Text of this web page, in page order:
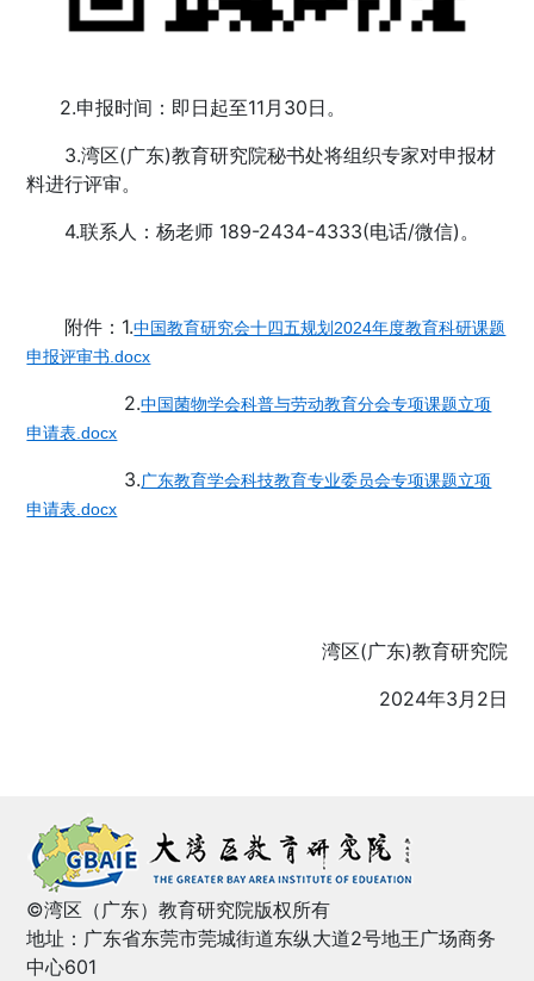
2.申报时间：即日起至11月30日。
3.湾区(广东)教育研究院秘书处将组织专家对申报材
料进行评审。
4.联系人：杨老师 189-2434-4333(电话/微信)。
附件：1.中国教育研究会十四五规划2024年度教育科研课题
申报评审书.docx
2.中国菌物学会科普与劳动教育分会专项课题立项
申请表.docx
3.广东教育学会科技教育专业委员会专项课题立项
申请表.docx
湾区(广东)教育研究院
2024年3月2日
©湾区（广东）教育研究院版权所有
地址：广东省东莞市莞城街道东纵大道2号地王广场商务
中心601